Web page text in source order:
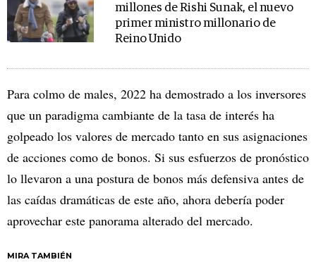
millones de Rishi Sunak, el nuevo
primer ministro millonario de
Reino Unido
Para colmo de males, 2022 ha demostrado a los inversores
que un paradigma cambiante de la tasa de interés ha
golpeado los valores de mercado tanto en sus asignaciones
de acciones como de bonos. Si sus esfuerzos de pronóstico
lo llevaron a una postura de bonos más defensiva antes de
las caídas dramáticas de este año, ahora debería poder
aprovechar este panorama alterado del mercado.
MIRA TAMBIÉN